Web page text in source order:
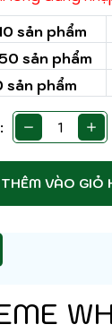
sản phẩm
sản phẩm
sản phẩm
THÊM VÀO GIỎ